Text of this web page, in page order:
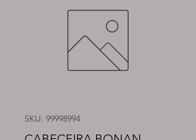
SKU: 99998994